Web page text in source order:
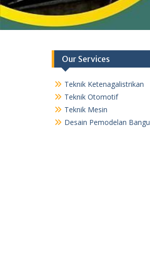
Our Services
Teknik Ketenagalistrikan
Teknik Otomotif
Teknik Mesin
Desain Pemodelan